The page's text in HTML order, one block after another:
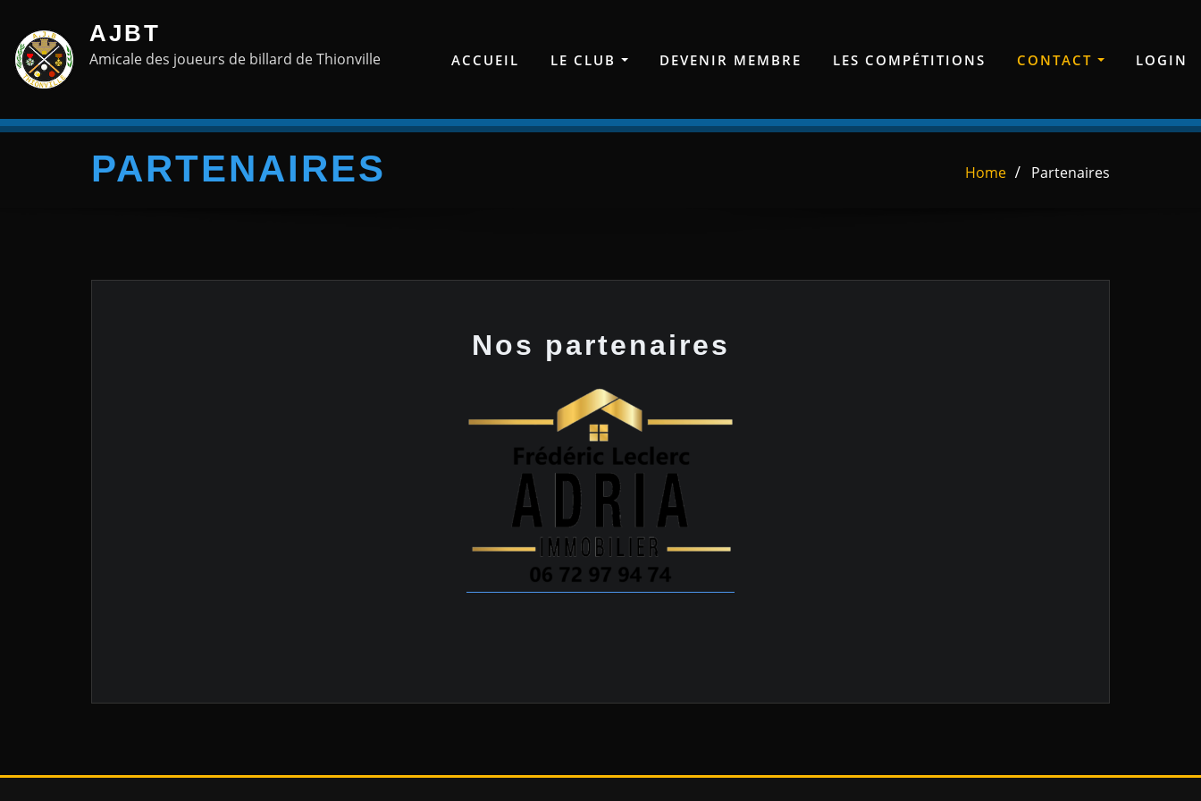
content
AJBT
Amicale des joueurs de billard de Thionville ACCUEIL LE CLUB DEVENIR MEMBRE LES COMPÉTITIONS CONTACT LOGIN
PARTENAIRES Home Partenaires
Nos partenaires